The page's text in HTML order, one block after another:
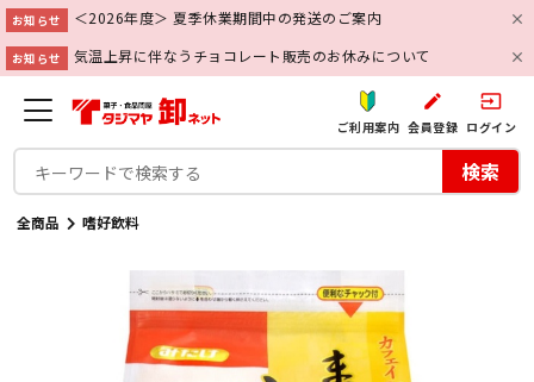
お知らせ ＜2026年度＞ 夏季休業期間中の発送のご案内
お知らせ 気温上昇に伴なうチョコレート販売のお休みについて
ご利用案内
create
会員登録
input
ログイン
検索
全商品 嗜好飲料